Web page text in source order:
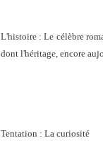
L'histoire : Le célèbre
dont l'héritage, encore
Tentation : La curiosité